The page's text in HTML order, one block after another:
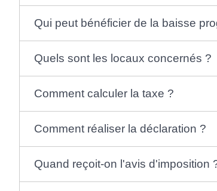
Qui peut bénéficier de la baisse
Quels sont les locaux concernés ?
Comment calculer la taxe ?
Comment réaliser la déclaration ?
Quand reçoit-on l'avis d'imposition